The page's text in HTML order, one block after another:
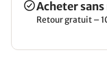
Acheter
Retour gratuit –